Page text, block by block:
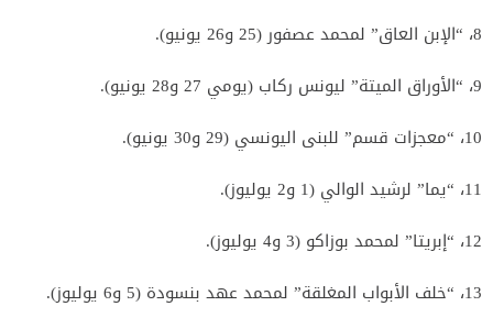
8، “الإبن العاق” لمحمد عصفور (25 و26 يونيو).
9، “الأوراق الميتة” ليونس ركاب (يومي 27 و28 يونيو).
10، “معجزات قسم” للبنى اليونسي (29 و30 يونيو).
11، “يما” لرشيد الوالي (1 و2 يوليوز).
12، “إبريتا” لمحمد بوزاكو (3 و4 يوليوز).
13، “خلف الأبواب المغلقة” لمحمد عهد بنسودة (5 و6 يوليوز).